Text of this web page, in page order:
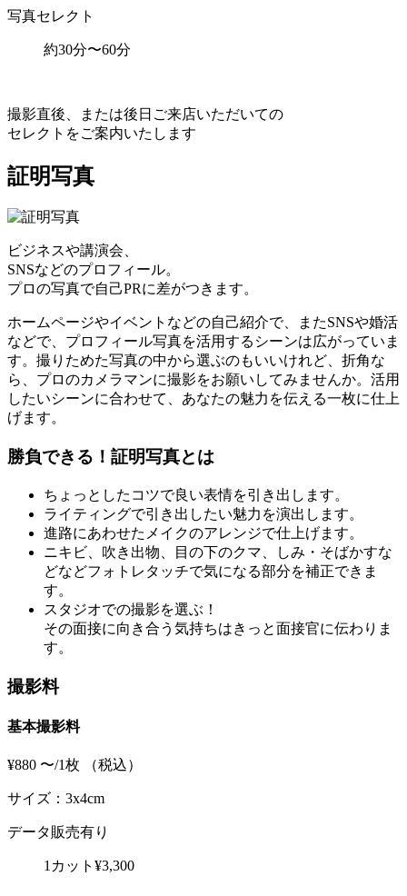
写真セレクト
約30分〜60分
撮影直後、または後日ご来店いただいての
セレクトをご案内いたします
証明写真
ビジネスや講演会、
SNSなどのプロフィール。
プロの写真で自己PRに差がつきます。
ホームページやイベントなどの自己紹介で、またSNSや婚活
などで、プロフィール写真を活用するシーンは広がっていま
す。撮りためた写真の中から選ぶのもいいけれど、折角な
ら、プロのカメラマンに撮影をお願いしてみませんか。活用
したいシーンに合わせて、あなたの魅力を伝える一枚に仕上
げます。
勝負できる！証明写真とは
ちょっとしたコツで良い表情を引き出します。
ライティングで引き出したい魅力を演出します。
進路にあわせたメイクのアレンジで仕上げます。
ニキビ、吹き出物、目の下のクマ、しみ・そばかすな
どなどフォトレタッチで気になる部分を補正できま
す。
スタジオでの撮影を選ぶ！
その面接に向き合う気持ちはきっと面接官に伝わりま
す。
撮影料
基本撮影料
¥880 〜/1枚 （税込）
サイズ：3x4cm
データ販売有り
1カット¥3,300